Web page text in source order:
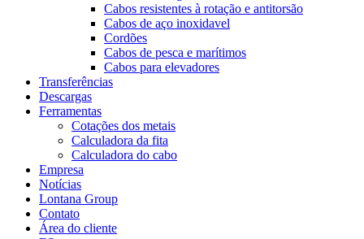
Cabos resistentes à rotação e antitorsão
Cabos de aço inoxidavel
Cordões
Cabos de pesca e marítimos
Cabos para elevadores
Transferências
Descargas
Ferramentas
Cotações dos metais
Calculadora da fita
Calculadora do cabo
Empresa
Notícias
Lontana Group
Contato
Área do cliente